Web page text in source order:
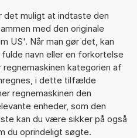
det muligt at indtaste den
med den originale
US'. Når man gør det, kan
navn eller en forkortelse
kategorien af
i dette tilfælde
regnemaskinen den
enheder, som den
kan du være sikker på også
du oprindeligt søgte.